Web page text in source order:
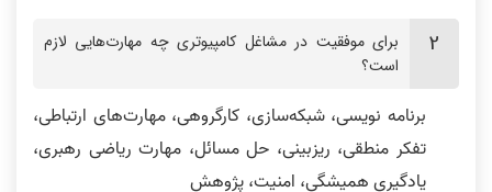
برای موفقیت در مشاغل کامپیوتری چه مهارت‌هایی لازم
است؟
برنامه‌ نویسی، شبکه‌سازی، کارگروهی، مهارت‌های ارتباطی،
تفکر منطقی، ریزبینی، حل مسائل، مهارت ریاضی رهبری،
یادگیری همیشگی، امنیت، پژوهش